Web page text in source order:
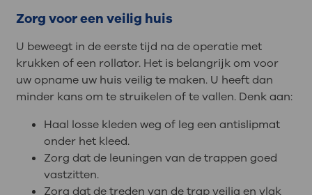
Zorg voor een veilig huis
U beweegt in de eerste tijd na de operatie met
krukken of een rollator. Het is belangrijk om voor
uw opname uw huis veilig te maken. U heeft dan
minder kans om te struikelen of te vallen. Denk aan:
Haal losse kleden weg of leg een antislipmat
onder het kleed.
Zorg dat de leuningen van de trappen goed
vastzitten.
Zorg dat de treden van de trap veilig en vlak